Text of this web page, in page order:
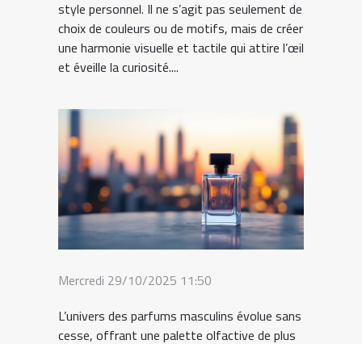
style personnel. Il ne s’agit pas seulement de
choix de couleurs ou de motifs, mais de créer
une harmonie visuelle et tactile qui attire l’œil
et éveille la curiosité....
Mercredi 29/10/2025 11:50
L’univers des parfums masculins évolue sans
cesse, offrant une palette olfactive de plus